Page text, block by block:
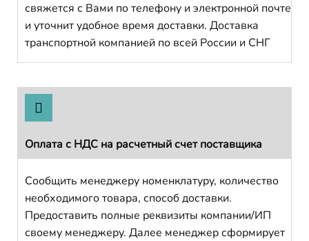
свяжется с Вами по телефону и электронной почте
и уточнит удобное время доставки. Доставка
транспортной компанией по всей России и СНГ
Оплата с НДС на расчетный счет поставщика
Сообщить менеджеру номенклатуру, количество
необходимого товара, способ доставки.
Предоставить полные реквизиты компании/ИП
своему менеджеру. Далее менеджер сформирует